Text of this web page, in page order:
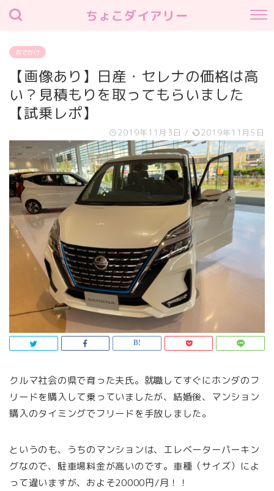
ちょこダイアリー
おでかけ
【画像あり】日産・セレナの価格は高
い？見積もりを取ってもらいました
【試乗レポ】
2019年11月3日 / 2019年11月5日
クルマ社会の県で育った夫氏。就職してすぐにホンダのフ
リードを購入して乗っていましたが、結婚後、マンション
購入のタイミングでフリードを手放しました。
というのも、うちのマンションは、エレベーターパーキン
グなので、駐車場料金が高いのです。車種（サイズ）によ
って違いますが、およそ20000円/月！！